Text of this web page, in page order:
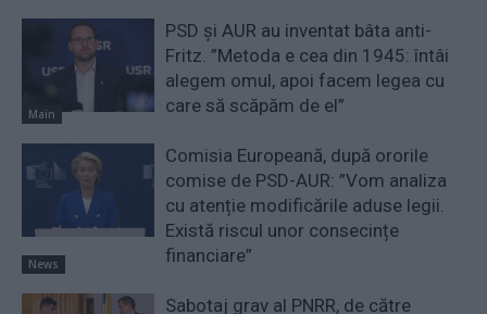
Main
PSD și AUR au inventat bâta anti-
Fritz. ”Metoda e cea din 1945: întâi
alegem omul, apoi facem legea cu
care să scăpăm de el”
News
Comisia Europeană, după ororile
comise de PSD-AUR: ”Vom analiza
cu atenție modificările aduse legii.
Există riscul unor consecințe
financiare”
Sabotaj grav al PNRR, de către